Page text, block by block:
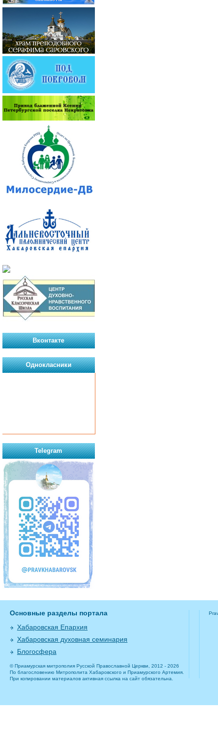
Вконтакте
Однокласники
Telegram
Основные разделы портала
Хабаровская Епархия
Хабаровская духовная семинария
Блогосфера
© Приамурская митрополия Русской Православной Церкви, 2012 - 2026
По благословению Митрополита Хабаровского и Приамурского Артемия.
При копировании материалов активная ссылка на сайт обязательна.